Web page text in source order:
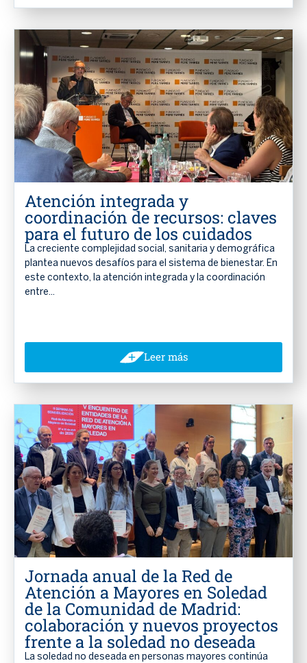
Atención integrada y
coordinación de recursos: claves
para el futuro de los cuidados
La creciente complejidad social, sanitaria y demográfica
plantea nuevos desafíos para el sistema de bienestar. En
este contexto, la atención integrada y la coordinación
entre...
Leer más
Jornada anual de la Red de
Atención a Mayores en Soledad
de la Comunidad de Madrid:
colaboración y nuevos proyectos
frente a la soledad no deseada
La soledad no deseada en personas mayores continúa